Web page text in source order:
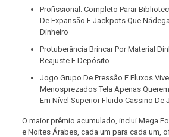
Profissional: Completo Parar
De Expansão E Jackpots Que
Dinheiro
Protuberância Brincar Por Material
Reajuste E Depósito
Jogo Grupo De Pressão E Fluxos
Menosprezados Tela Apenas
Em Nível Superior Fluido Cassino De
O maior prêmio acumulado, inclui Mega
e Noites Árabes, cada um para cada um,